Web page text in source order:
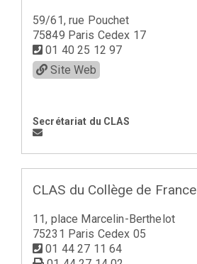
59/61, rue Pouchet
75849 Paris Cedex 17
01 40 25 12 97
Site Web
Secrétariat du CLAS
CLAS du Collège de France
11, place Marcelin-Berthelot
75231 Paris Cedex 05
01 44 27 11 64